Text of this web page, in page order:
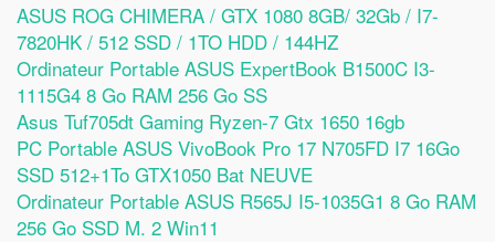
ASUS ROG CHIMERA / GTX 1080 8GB/ 32Gb / I7-
7820HK / 512 SSD / 1TO HDD / 144HZ
Ordinateur Portable ASUS ExpertBook B1500C I3-
1115G4 8 Go RAM 256 Go SS
Asus Tuf705dt Gaming Ryzen-7 Gtx 1650 16gb
PC Portable ASUS VivoBook Pro 17 N705FD I7 16Go
SSD 512+1To GTX1050 Bat NEUVE
Ordinateur Portable ASUS R565J I5-1035G1 8 Go RAM
256 Go SSD M. 2 Win11